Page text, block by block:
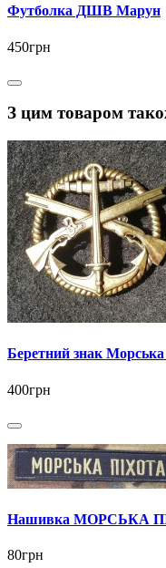
Футболка ДШВ Марун
450грн
З цим товаром
Беретний знак Морська
400грн
Нашивка МОРСЬКА
80грн